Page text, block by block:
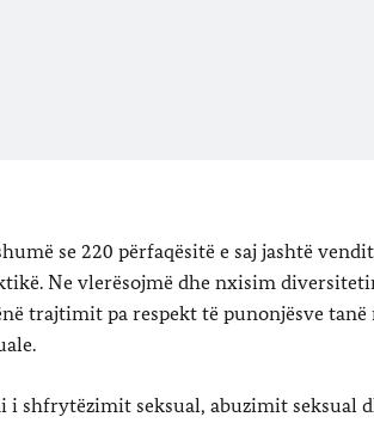
se 220 përfaqësitë e saj jashtë
Ne vlerësojmë dhe nxisim
trajtimit pa respekt të punonjësve tanë
i shfrytëzimit seksual, abuzimit seksual